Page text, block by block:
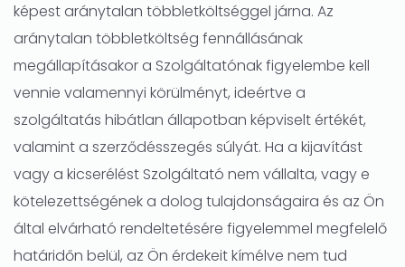
képest aránytalan többletköltséggel járna. Az
aránytalan többletköltség fennállásának
megállapításakor a Szolgáltatónak figyelembe kell
vennie valamennyi körülményt, ideértve a
szolgáltatás hibátlan állapotban képviselt értékét,
valamint a szerződésszegés súlyát. Ha a kijavítást
vagy a kicserélést Szolgáltató nem vállalta, vagy e
kötelezettségének a dolog tulajdonságaira és az Ön
által elvárható rendeltetésére figyelemmel megfelelő
határidőn belül, az Ön érdekeit kímélve nem tud